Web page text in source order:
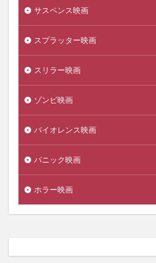
サスペンス映画
スプラッター映画
スリラー映画
ゾンビ映画
バイオレンス映画
パニック映画
ホラー映画